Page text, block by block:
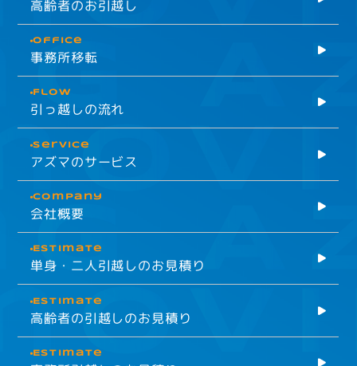
高齢者のお引越し
Office
事務所移転
Flow
引っ越しの流れ
Service
アズマのサービス
company
会社概要
Estimate
単身・二人引越しのお見積り
Estimate
高齢者の引越しのお見積り
Estimate